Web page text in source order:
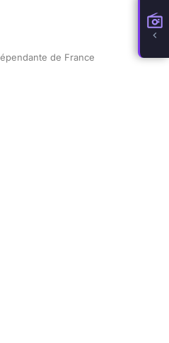
de France